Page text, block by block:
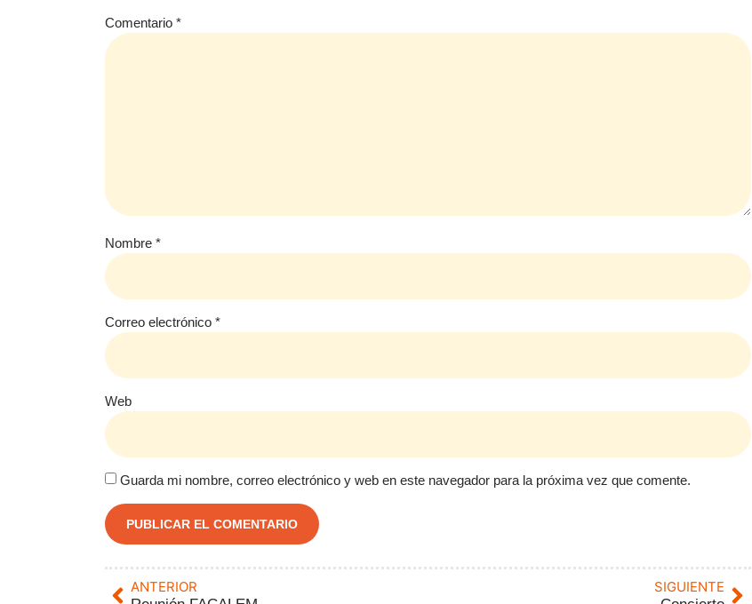
Comentario *
Nombre *
Correo electrónico *
Web
Guarda mi nombre, correo electrónico y web en este navegador para la próxima vez que comente.
ANTERIOR
SIGUIENTE